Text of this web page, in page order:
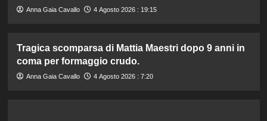
Anna Gaia Cavallo 4 Agosto 2026 : 19:15
Tragica scomparsa di Mattia Maestri dopo 9 anni in
coma per formaggio crudo.
Anna Gaia Cavallo 4 Agosto 2026 : 7:20